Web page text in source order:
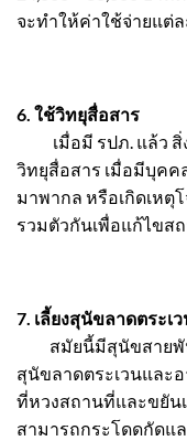
จะทำให้ค่าใช้จ่ายแต่
6. ใช้วิทยุสื่อสาร
เมื่อมี รปภ. แล้ว สิ่
วิทยุสื่อสาร เมื่อมีบุคค
มาพากล หรือเกิดเหตุ
รวมตัวกันเพื่อแก้ไขส
7. เลี้ยงสุนัขลาดตระเ
สมัยนี้มีสุนัขสายพัน
สุนัขลาดตระเวนและ
ที่หวงสถานที่และขยัน
สามารถกระโดดกัดแ